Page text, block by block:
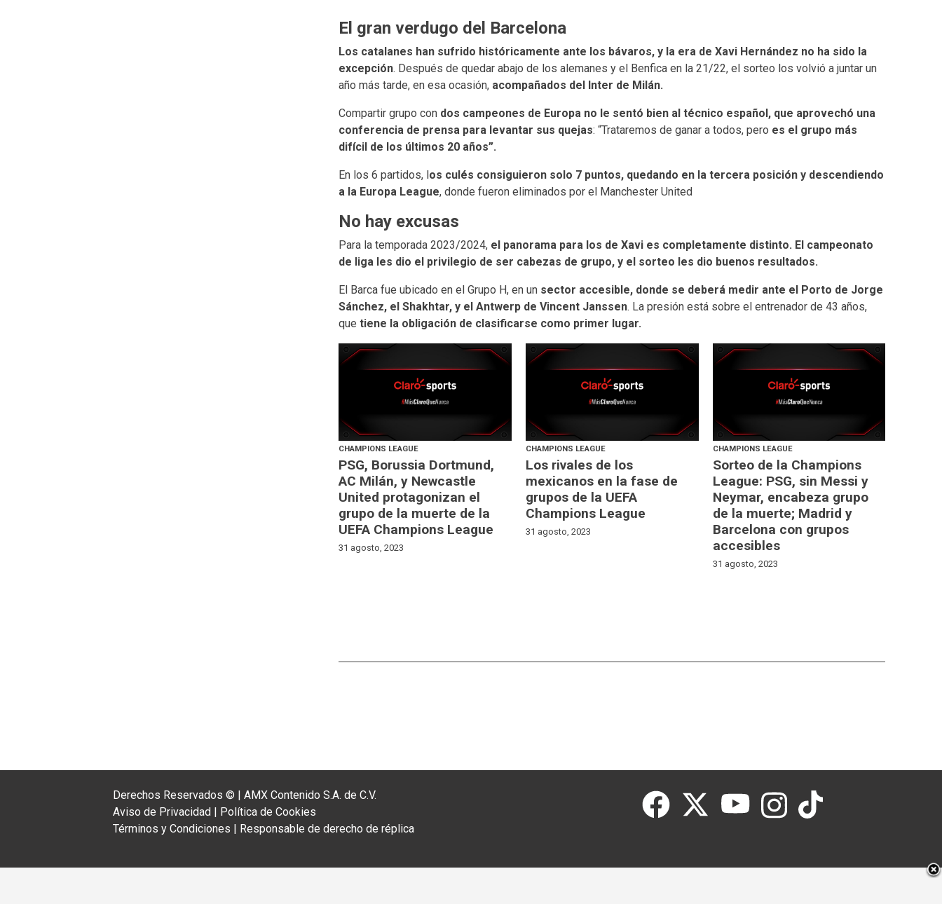
El gran verdugo del Barcelona
Los catalanes han sufrido históricamente ante los bávaros, y la era de Xavi Hernández no ha sido la
excepción. Después de quedar abajo de los alemanes y el Benfica en la 21/22, el sorteo los volvió a juntar un
año más tarde, en esa ocasión, acompañados del Inter de Milán.
Compartir grupo con dos campeones de Europa no le sentó bien al técnico español, que aprovechó una
conferencia de prensa para levantar sus quejas: “Trataremos de ganar a todos, pero es el grupo más
difícil de los últimos 20 años”.
En los 6 partidos, los culés consiguieron solo 7 puntos, quedando en la tercera posición y descendiendo
a la Europa League, donde fueron eliminados por el Manchester United
No hay excusas
Para la temporada 2023/2024, el panorama para los de Xavi es completamente distinto. El campeonato
de liga les dio el privilegio de ser cabezas de grupo, y el sorteo les dio buenos resultados.
El Barca fue ubicado en el Grupo H, en un sector accesible, donde se deberá medir ante el Porto de Jorge
Sánchez, el Shakhtar, y el Antwerp de Vincent Janssen. La presión está sobre el entrenador de 43 años,
que tiene la obligación de clasificarse como primer lugar.
CHAMPIONS LEAGUE
PSG, Borussia Dortmund,
AC Milán, y Newcastle
United protagonizan el
grupo de la muerte de la
UEFA Champions League
31 agosto, 2023
CHAMPIONS LEAGUE
Los rivales de los
mexicanos en la fase de
grupos de la UEFA
Champions League
31 agosto, 2023
CHAMPIONS LEAGUE
Sorteo de la Champions
League: PSG, sin Messi y
Neymar, encabeza grupo
de la muerte; Madrid y
Barcelona con grupos
accesibles
31 agosto, 2023
Derechos Reservados © | AMX Contenido S.A. de C.V.
Aviso de Privacidad| Política de Cookies
Términos y Condiciones | Responsable de derecho de réplica